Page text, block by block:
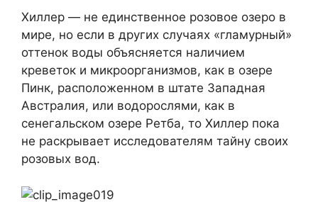
Хиллер — не единственное розовое озеро в
мире, но если в других случаях «гламурный»
оттенок воды объясняется наличием
креветок и микроорганизмов, как в озере
Пинк, расположенном в штате Западная
Австралия, или водорослями, как в
сенегальском озере Ретба, то Хиллер пока
не раскрывает исследователям тайну своих
розовых вод.